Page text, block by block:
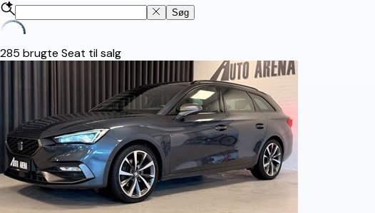
Søg
285 brugte Seat til salg